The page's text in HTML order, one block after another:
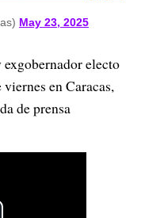
May 23, 2025
electo
en Caracas,
de prensa